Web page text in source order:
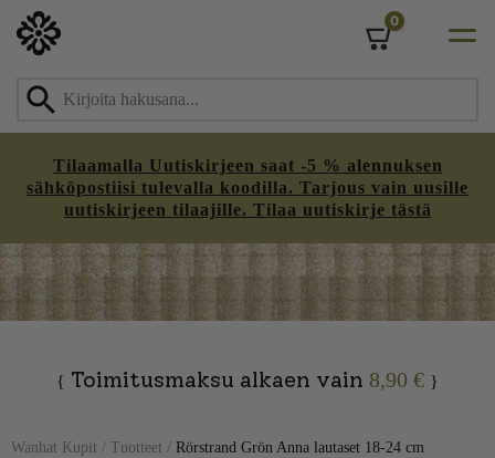
Tilaamalla Uutiskirjeen saat -5 % alennuksen
sähköpostiisi tulevalla koodilla. Tarjous vain uusille
uutiskirjeen tilaajille. Tilaa uutiskirje tästä
0
{ Toimitusmaksu alkaen vain 8,90 € }
Wanhat Kupit / Tuotteet / Rörstrand Grön Anna lautaset 18-24 cm